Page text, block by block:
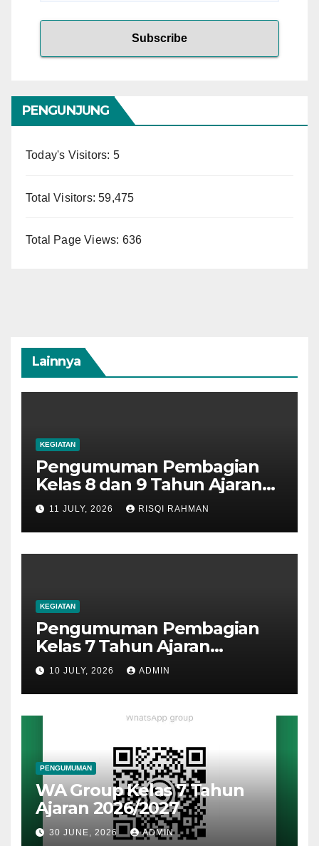
PENGUNJUNG
Today's Visitors: 5
Total Visitors:59,475
Total Page Views: 636
Lainnya
KEGIATAN
Pengumuman Pembagian
Kelas 8 dan 9 Tahun Ajaran
2026-2027
11 JULY, 2026 RISQI RAHMAN
KEGIATAN
Pengumuman Pembagian
Kelas 7 Tahun Ajaran
2026/2027
10 JULY, 2026 ADMIN
PENGUMUMAN
WA Group Kelas 7 Tahun
Ajaran 2026/2027
30 JUNE, 2026 ADMIN